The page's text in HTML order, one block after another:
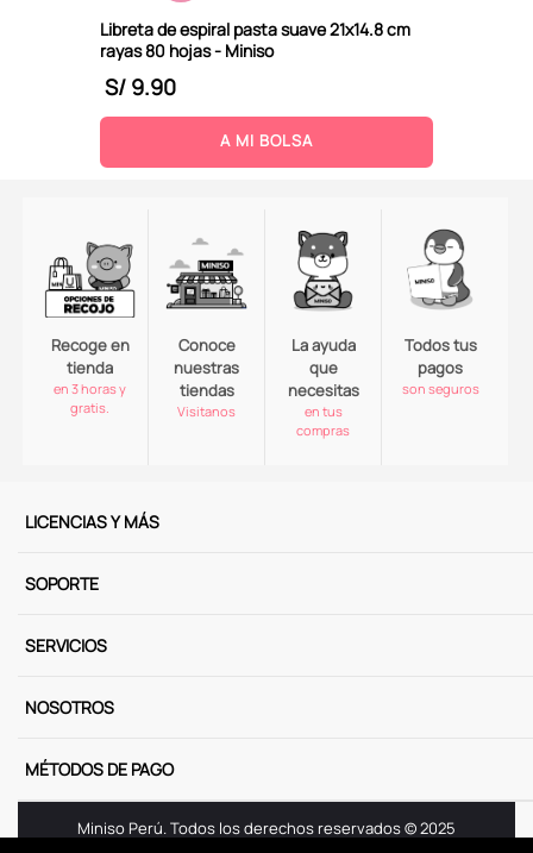
Libreta de espiral pasta suave 21x14.8 cm
rayas 80 hojas - Miniso
S/ 9.90
A MI BOLSA
Recoge en
tienda
en 3 horas y
gratis.
Conoce
nuestras
tiendas
Visitanos
La ayuda
que
necesitas
en tus
compras
Todos tus
pagos
son seguros
LICENCIAS Y MÁS
SOPORTE
SERVICIOS
NOSOTROS
MÉTODOS DE PAGO
Miniso Perú. Todos los derechos reservados © 2025